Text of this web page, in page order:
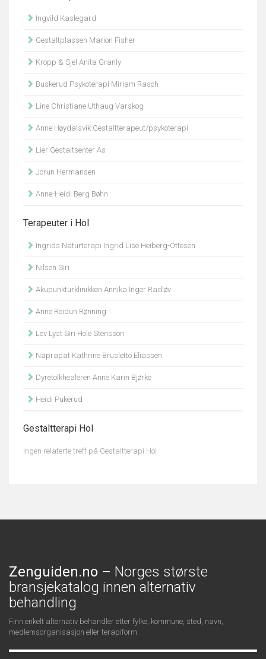
Ingvild Kaslegard
Gestaltplassen Marion Fisher
Kropp & Sjel Anita Granly
Buskerud Psykoterapi Miriam Rasch
Line Christiane Uthaug Varskog
Anne Høydalsvik Gestaltterapeut/psykoterapi
Lier Gestaltsenter As
Jorun Hermansen
Anne-Heidi Berg Bøhn
Terapeuter i Hol
Ingrids Naturterapi Ingrid Lise Heiberg-Ottesen
Nilsen Siri
Akupunkturklinikken Annika Inger Radløv
Anne Reidun Rønning
Lev Lyst Siri Hole Stensson
Naprapat Kathrine Brusletto Eliassen
Dyretolkhealeren Anne Karin Bjørke
Heidi Pukerud
Gestaltterapi Hol
Ingen relaterte treff på Gestaltterapi Hol
Zenguiden.no – Norges største
bransjekatalog innen alternativ
behandling
Finn enkelt alternativ behandler etter fylke, kommune, sted, navn,
medlemsorganisasjon eller terapiform.